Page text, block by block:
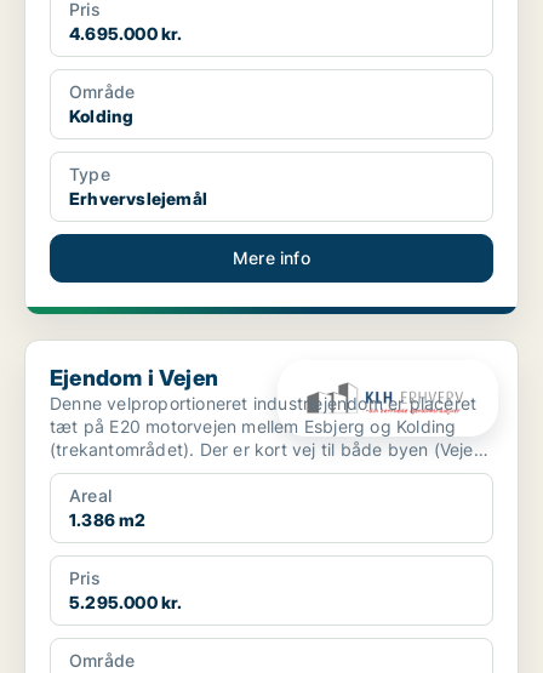
Pris
4.695.000 kr.
Område
Kolding
Type
Erhvervslejemål
Mere info
Ejendom i Vejen
Ejendom i Vejen
Denne velproportioneret industriejendom er placeret
tæt på E20 motorvejen mellem Esbjerg og Kolding
(trekantområdet). Der er kort vej til både byen (Vejen)
o...
Areal
1.386 m2
Pris
5.295.000 kr.
Område